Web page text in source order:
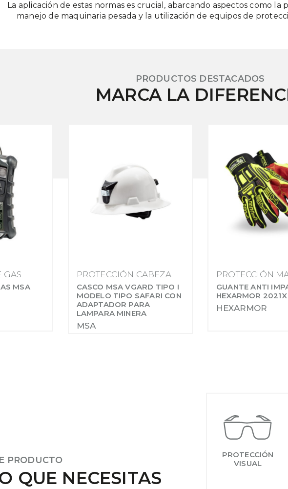
La aplicación de estas normas es crucial, abarcando aspectos como la
manejo de maquinaria pesada y la utilización de equipos de
PRODUCTOS DESTACADOS
MARCA LA
GAS
MSA
PROTECCIÓN CABEZA
CASCO MSA VGARD TIPO I
MODELO TIPO SAFARI CON
ADAPTADOR PARA
LAMPARA MINERA
MSA
PROTECCIÓN
GUANTE ANTI
HEXARMOR 2021X
HEXARMOR
PRODUCTO
QUE NECESITAS
PROTECCIÓN
VISUAL